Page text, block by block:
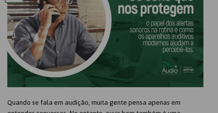
Quando se fala em audição, muita gente pensa apenas em